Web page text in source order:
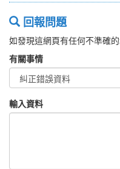
回報問題
如發現這網頁有任何不準確
有關事情
輸入資料